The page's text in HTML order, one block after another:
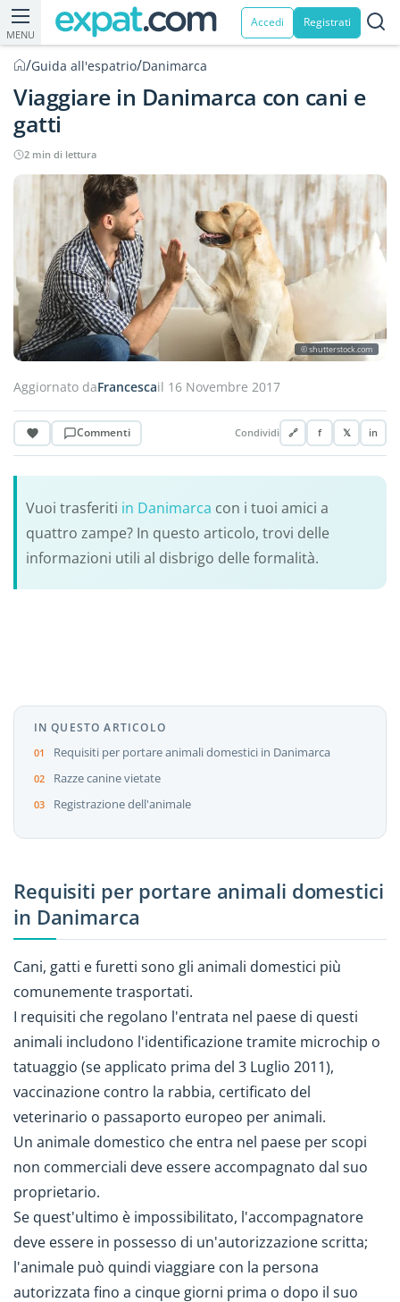
MENU
Accedi Registrati
/Guida all'espatrio/Danimarca
Viaggiare in Danimarca con cani e
gatti
2 min di lettura
© shutterstock.com
Aggiornato daFrancescail 16 Novembre 2017
Commenti Condividi 🔗 f 𝕏 in
Vuoi trasferiti in Danimarca con i tuoi amici a
quattro zampe? In questo articolo, trovi delle
informazioni utili al disbrigo delle formalità.
IN QUESTO ARTICOLO
Requisiti per portare animali domestici in Danimarca
Razze canine vietate
Registrazione dell'animale
Requisiti per portare animali domestici
in Danimarca
Cani, gatti e furetti sono gli animali domestici più
comunemente trasportati.
I requisiti che regolano l'entrata nel paese di questi
animali includono l'identificazione tramite microchip o
tatuaggio (se applicato prima del 3 Luglio 2011),
vaccinazione contro la rabbia, certificato del
veterinario o passaporto europeo per animali.
Un animale domestico che entra nel paese per scopi
non commerciali deve essere accompagnato dal suo
proprietario.
Se quest'ultimo è impossibilitato, l'accompagnatore
deve essere in possesso di un'autorizzazione scritta;
l'animale può quindi viaggiare con la persona
autorizzata fino a cinque giorni prima o dopo il suo